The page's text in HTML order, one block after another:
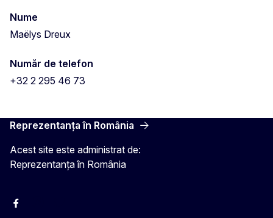
Nume
Maëlys Dreux
Număr de telefon
+32 2 295 46 73
Reprezentanța în România
Acest site este administrat de:
Reprezentanța în România
Facebook